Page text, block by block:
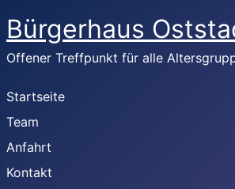
Bürgerhaus
Offener Treffpunkt für alle
Startseite
Team
Anfahrt
Kontakt